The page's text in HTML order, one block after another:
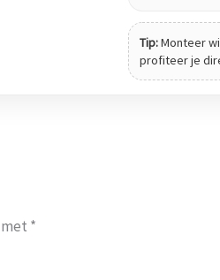
Tip:Monteer
profiteer je
*